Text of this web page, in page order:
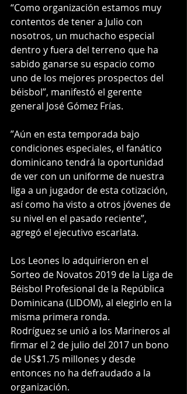
“Como organización estamos muy
contentos de tener a Julio con
nosotros, un muchacho especial
dentro y fuera del terreno que ha
sabido ganarse su espacio como
uno de los mejores prospectos del
béisbol”, manifestó el gerente
general José Gómez Frías.
”Aún en esta temporada bajo
condiciones especiales, el fanático
dominicano tendrá la oportunidad
de ver con un uniforme de nuestra
liga a un jugador de esta cotización,
así como ha visto a otros jóvenes de
su nivel en el pasado reciente”,
agregó el ejecutivo escarlata.
Los Leones lo adquirieron en el
Sorteo de Novatos 2019 de la Liga de
Béisbol Profesional de la República
Dominicana (LIDOM), al elegirlo en la
misma primera ronda.
Rodríguez se unió a los Marineros al
firmar el 2 de julio del 2017 un bono
de US$1.75 millones y desde
entonces no ha defraudado a la
organización.